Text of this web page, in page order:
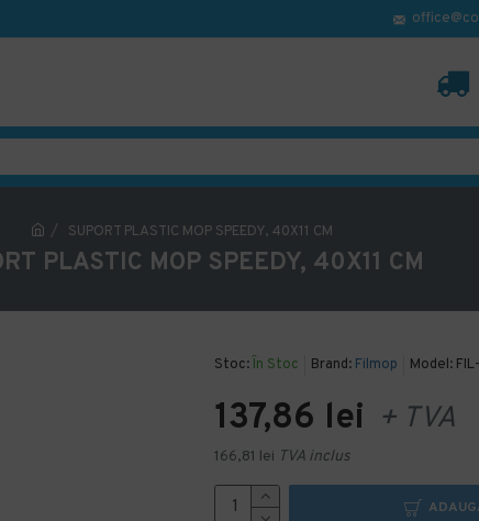
SUPORT PLASTIC MOP SPEEDY, 40X11 CM
PLASTIC MOP SPEEDY, 40X11 CM
Stoc: În Stoc Brand: Filmop Model:
137,86 lei + TVA
166,81 lei TVA inclus